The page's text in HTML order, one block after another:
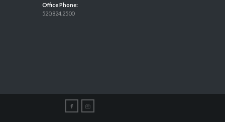
Office Phone:
520.824.2500